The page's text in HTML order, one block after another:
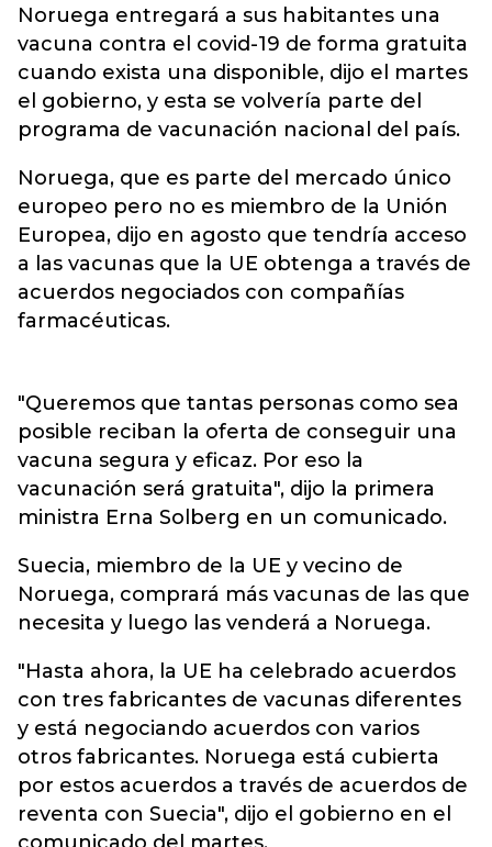
Noruega entregará a sus habitantes una
vacuna contra el covid-19 de forma gratuita
cuando exista una disponible, dijo el martes
el gobierno, y esta se volvería parte del
programa de vacunación nacional del país.
Noruega, que es parte del mercado único
europeo pero no es miembro de la Unión
Europea, dijo en agosto que tendría acceso
a las vacunas que la UE obtenga a través de
acuerdos negociados con compañías
farmacéuticas.
"Queremos que tantas personas como sea
posible reciban la oferta de conseguir una
vacuna segura y eficaz. Por eso la
vacunación será gratuita", dijo la primera
ministra Erna Solberg en un comunicado.
Suecia, miembro de la UE y vecino de
Noruega, comprará más vacunas de las que
necesita y luego las venderá a Noruega.
"Hasta ahora, la UE ha celebrado acuerdos
con tres fabricantes de vacunas diferentes
y está negociando acuerdos con varios
otros fabricantes. Noruega está cubierta
por estos acuerdos a través de acuerdos de
reventa con Suecia", dijo el gobierno en el